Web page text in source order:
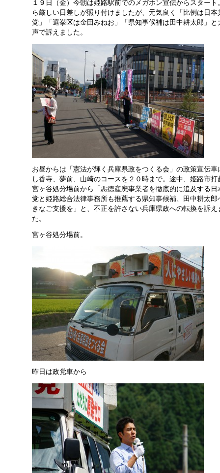
１９日（金）今朝は姫路駅前でのメガホン宣伝からスタート
ら厳しい日差しが照り付けましたが、元気良く「比例は日本
党」「選挙区は金田みねお」「県知事候補は田中耕太郎」と
声で訴えました。
お昼からは「憲法が輝く兵庫県政をつくる会」の政策宣伝車
し香寺、夢前、山崎のコースを２０時まで。途中、姫路市打
宮ヶ谷処分場前から「悪徳産廃事業者を徹底的に追及する日
党と姫路総合法律事務所も推薦する県知事候補、田中耕太郎
きなご支援を」と、不正を許さない兵庫県政への転換を訴え
た。
宮ヶ谷処分場前。
昨日は政党車から